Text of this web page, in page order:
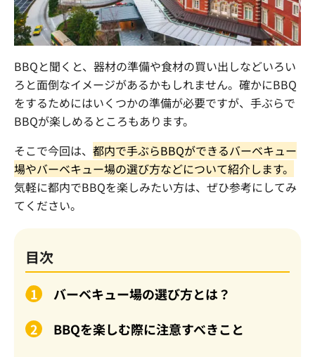
閉じる
BBQと聞くと、器材の準備や食材の買い出しなどいろい
ろと面倒なイメージがあるかもしれません。確かにBBQ
をするためにはいくつかの準備が必要ですが、手ぶらで
BBQが楽しめるところもあります。
そこで今回は、 都内で手ぶらBBQができるバーベキュー
場やバーベキュー場の選び方などについて紹介します。
気軽に都内でBBQを楽しみたい方は、ぜひ参考にしてみ
てください。
目次
バーベキュー場の選び方とは？
BBQを楽しむ際に注意すべきこと